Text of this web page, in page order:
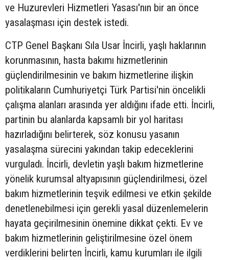
ve Huzurevleri Hizmetleri Yasası'nın bir an önce
yasalaşması için destek istedi.
CTP Genel Başkanı Sıla Usar İncirli, yaşlı haklarının
korunmasının, hasta bakımı hizmetlerinin
güçlendirilmesinin ve bakım hizmetlerine ilişkin
politikaların Cumhuriyetçi Türk Partisi'nin öncelikli
çalışma alanları arasında yer aldığını ifade etti. İncirli,
partinin bu alanlarda kapsamlı bir yol haritası
hazırladığını belirterek, söz konusu yasanın
yasalaşma sürecini yakından takip edeceklerini
vurguladı. İncirli, devletin yaşlı bakım hizmetlerine
yönelik kurumsal altyapısının güçlendirilmesi, özel
bakım hizmetlerinin teşvik edilmesi ve etkin şekilde
denetlenebilmesi için gerekli yasal düzenlemelerin
hayata geçirilmesinin önemine dikkat çekti. Ev ve
bakım hizmetlerinin geliştirilmesine özel önem
verdiklerini belirten İncirli, kamu kurumları ile ilgili